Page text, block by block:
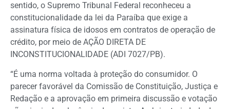
sentido, o Supremo Tribunal Federal reconheceu a
constitucionalidade da lei da Paraíba que exige a
assinatura física de idosos em contratos de operação de
crédito, por meio de AÇÃO DIRETA DE
INCONSTITUCIONALIDADE (ADI 7027/PB).
“É uma norma voltada à proteção do consumidor. O
parecer favorável da Comissão de Constituição, Justiça e
Redação e a aprovação em primeira discussão e votação